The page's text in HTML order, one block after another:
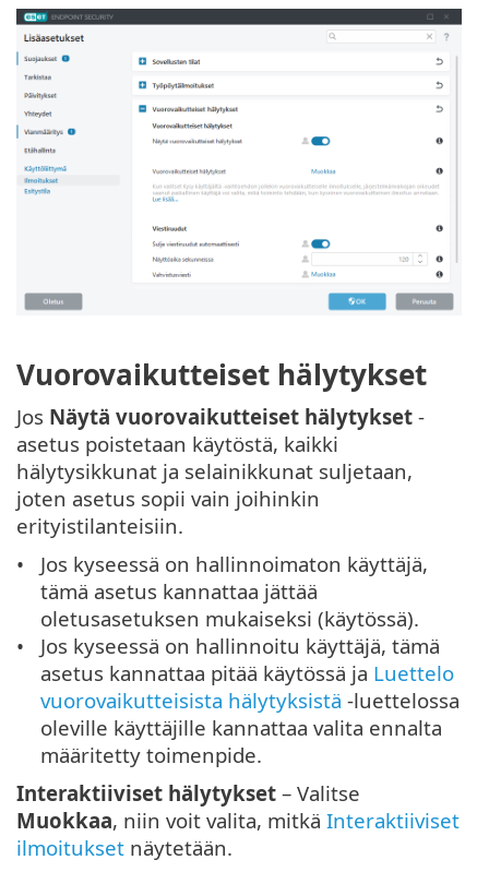
Vuorovaikutteiset hälytykset
Jos Näytä vuorovaikutteiset hälytykset -
asetus poistetaan käytöstä, kaikki
hälytysikkunat ja selainikkunat suljetaan,
joten asetus sopii vain joihinkin
erityistilanteisiin.
Jos kyseessä on hallinnoimaton käyttäjä,
tämä asetus kannattaa jättää
oletusasetuksen mukaiseksi (käytössä).
Jos kyseessä on hallinnoitu käyttäjä, tämä
asetus kannattaa pitää käytössä ja Luettelo
vuorovaikutteisista hälytyksistä -luettelossa
oleville käyttäjille kannattaa valita ennalta
määritetty toimenpide.
Interaktiiviset hälytykset – Valitse
Muokkaa, niin voit valita, mitkä Interaktiiviset
ilmoitukset näytetään.